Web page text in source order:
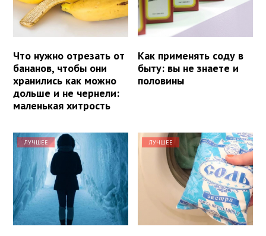
Что нужно отрезать от
бананов, чтобы они
хранились как можно
дольше и не чернели:
маленькая хитрость
Как применять соду в
быту: вы не знаете и
половины
ЛУЧШЕЕ ЛУЧШЕЕ